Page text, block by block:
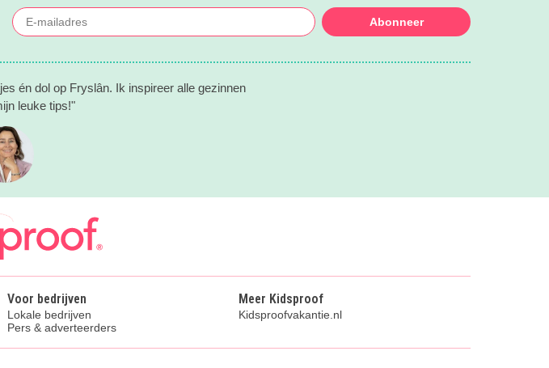
Abonneer
én dol op Fryslân. Ik inspireer alle gezinnen
leuke tips!"
Voor bedrijven
Lokale bedrijven
Pers & adverteerders
Meer Kidsproof
Kidsproofvakantie.nl